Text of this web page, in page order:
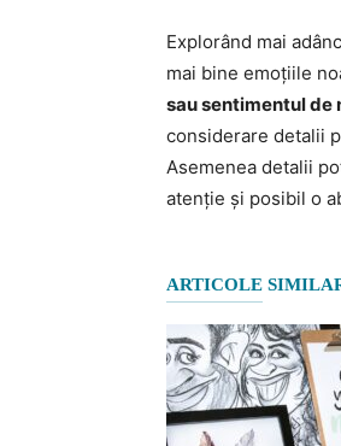
Explorând mai
mai bine emoțiile
sau sentimentul
considerare detalii
Asemenea detalii
atenție și posibil o
ARTICOLE